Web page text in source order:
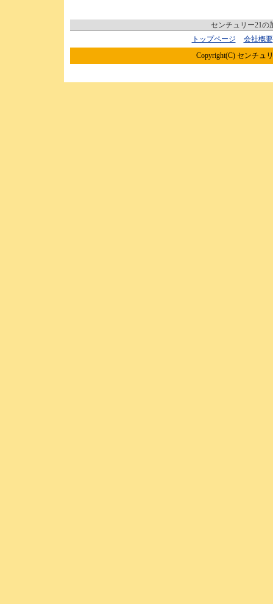
センチュリー21の
トップページ
会社概要
Copyright(C) センチュ